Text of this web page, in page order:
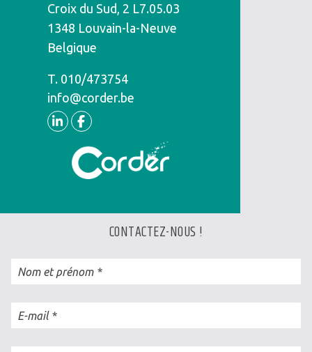
Croix du Sud, 2 L7.05.03
1348 Louvain-la-Neuve
Belgique
T. Téléphone
010/473754
info@corder.be
LinkedinFacebook
CONTACTEZ-NOUS !
Nom et prénom
E-mail